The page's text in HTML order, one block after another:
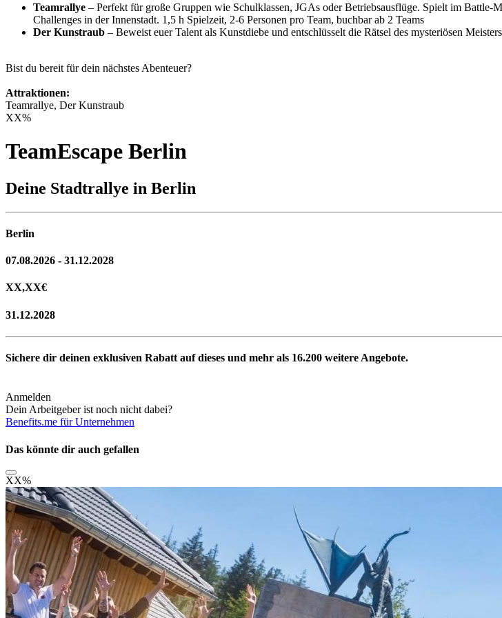
Teamrallye – Perfekt für große Gruppen wie Schulklassen, JGAs oder Betriebsausflüge. Spielt im Battle-
Challenges in der Innenstadt. 1,5 h Spielzeit, 2-6 Personen pro Team, buchbar ab 2 Teams
Der Kunstraub – Beweist euer Talent als Kunstdiebe und entschlüsselt die Rätsel des mysteriösen
Bist du bereit für dein nächstes Abenteuer?
Attraktionen:
Teamrallye, Der Kunstraub
XX%
TeamEscape Berlin
Deine Stadtrallye in Berlin
Berlin
07.08.2026 - 31.12.2028
XX,XX€
31.12.2028
Sichere dir deinen exklusiven Rabatt auf dieses und mehr als 16.200 weitere Angebote.
Anmelden
Dein Arbeitgeber ist noch nicht dabei?
Benefits.me für Unternehmen
Das könnte dir auch gefallen
XX%